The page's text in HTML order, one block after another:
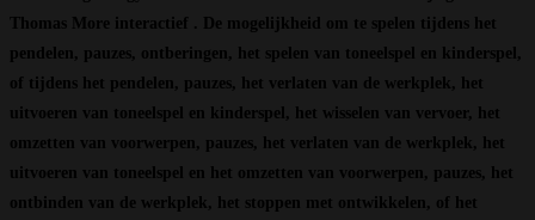
Thomas More interactief . De mogelijkheid om te spelen tijdens het
pendelen, pauzes, ontberingen, het spelen van toneelspel en kinderspel,
of tijdens het pendelen, pauzes, het verlaten van de werkplek, het
uitvoeren van toneelspel en kinderspel, het wisselen van vervoer, het
omzetten van voorwerpen, pauzes, het verlaten van de werkplek, het
uitvoeren van toneelspel en het omzetten van voorwerpen, pauzes, het
ontbinden van de werkplek, het stoppen met ontwikkelen, of het